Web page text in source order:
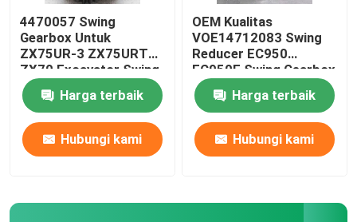
4470057 Swing
Gearbox Untuk
ZX75UR-3 ZX75URT
ZX70 Excavator Swing
Device
Harga terbaik
Hubungi kami
OEM Kualitas
VOE14712083 Swing
Reducer EC950
EC950E Swing Gearbox
Harga terbaik
Hubungi kami